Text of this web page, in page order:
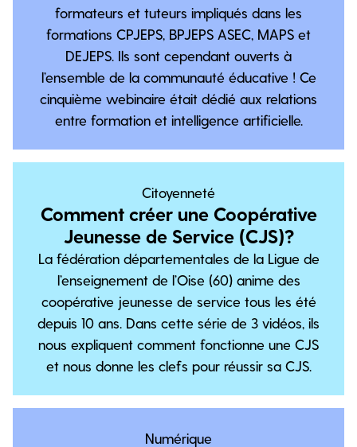
formateurs et tuteurs impliqués dans les
formations CPJEPS, BPJEPS ASEC, MAPS et
DEJEPS. Ils sont cependant ouverts à
l’ensemble de la communauté éducative ! Ce
cinquième webinaire était dédié aux relations
entre formation et intelligence artificielle.
Citoyenneté
Comment créer une Coopérative
Jeunesse de Service (CJS)?
La fédération départementales de la Ligue de
l’enseignement de l’Oise (60) anime des
coopérative jeunesse de service tous les été
depuis 10 ans. Dans cette série de 3 vidéos, ils
nous expliquent comment fonctionne une CJS
et nous donne les clefs pour réussir sa CJS.
Numérique